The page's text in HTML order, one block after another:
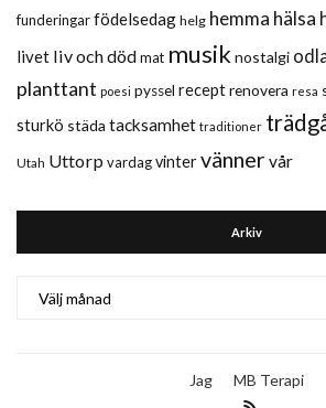
funderingarfödelsedag helg hemma hälsa
livet liv och dödmat musik nostalgi
planttant poesi pyssel receptrenovera resa
sturkö städa tacksamhet traditioner
Utah Uttorp vardagvintervänner vår
Arkiv
Jag MB Terapi